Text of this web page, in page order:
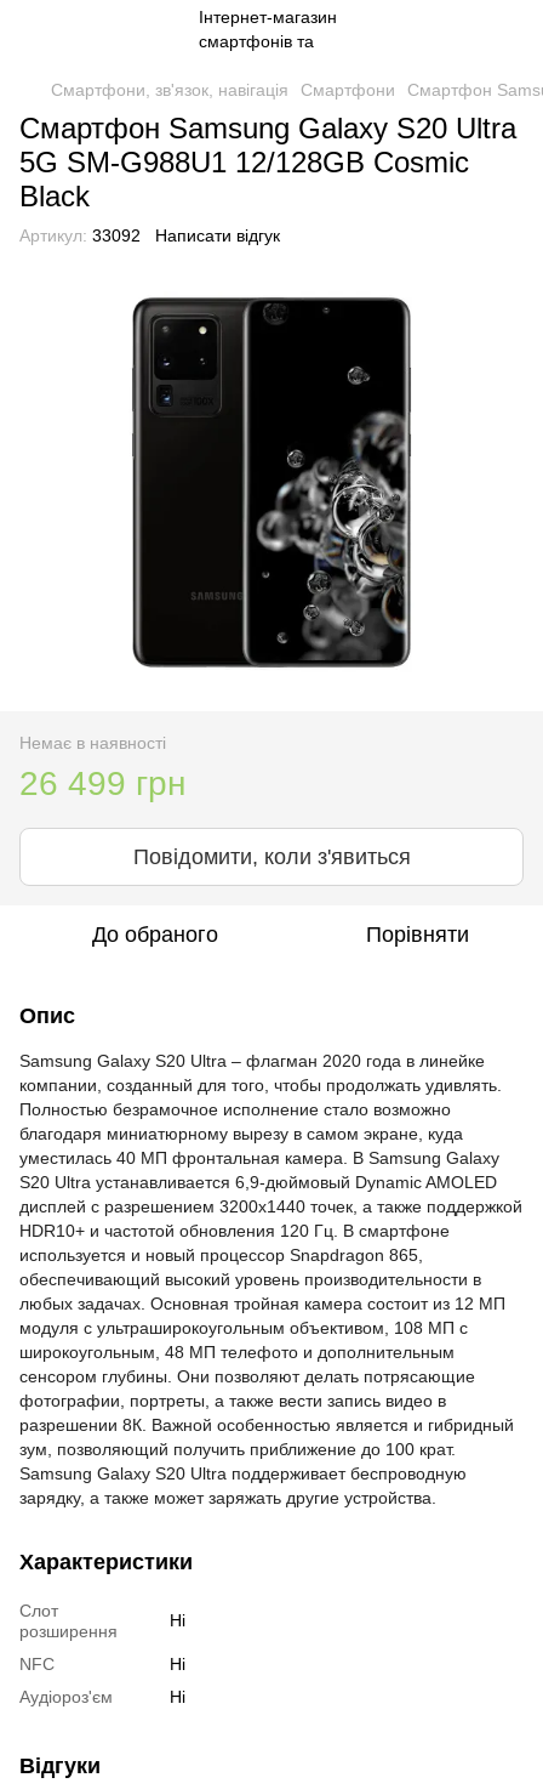
Смартфони, зв'язок, навігація Смартфони Смартфон
Смартфон Samsung Galaxy S20 Ultra
5G SM-G988U1 12/128GB Cosmic
Black
Артикул: 33092 Написати відгук
Немає в наявності
26 499 грн
Повідомити, коли з'явиться
До обраного Порівняти
Опис
Samsung Galaxy S20 Ultra – флагман 2020 года в линейке
компании, созданный для того, чтобы продолжать удивлять.
Полностью безрамочное исполнение стало возможно
благодаря миниатюрному вырезу в самом экране, куда
уместилась 40 МП фронтальная камера. В Samsung Galaxy
S20 Ultra устанавливается 6,9-дюймовый Dynamic AMOLED
дисплей с разрешением 3200х1440 точек, а также поддержкой
HDR10+ и частотой обновления 120 Гц. В смартфоне
используется и новый процессор Snapdragon 865,
обеспечивающий высокий уровень производительности в
любых задачах. Основная тройная камера состоит из 12 МП
модуля с ультраширокоугольным объективом, 108 МП с
широкоугольным, 48 МП телефото и дополнительным
сенсором глубины. Они позволяют делать потрясающие
фотографии, портреты, а также вести запись видео в
разрешении 8К. Важной особенностью является и гибридный
зум, позволяющий получить приближение до 100 крат.
Samsung Galaxy S20 Ultra поддерживает беспроводную
зарядку, а также может заряжать другие устройства.
Характеристики
Слот
розширення
Ні
NFC
Ні
Аудіороз'єм
Ні
Відгуки